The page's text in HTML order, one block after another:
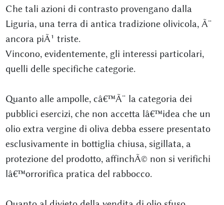
Che tali azioni di contrasto provengano dalla
Liguria, una terra di antica tradizione olivicola, Ã¨
ancora piÃ¹ triste.
Vincono, evidentemente, gli interessi particolari,
quelli delle specifiche categorie.
Quanto alle ampolle, câ€™Ã¨ la categoria dei
pubblici esercizi, che non accetta lâ€™idea che un
olio extra vergine di oliva debba essere presentato
esclusivamente in bottiglia chiusa, sigillata, a
protezione del prodotto, affinchÃ© non si verifichi
lâ€™orrorifica pratica del rabbocco.